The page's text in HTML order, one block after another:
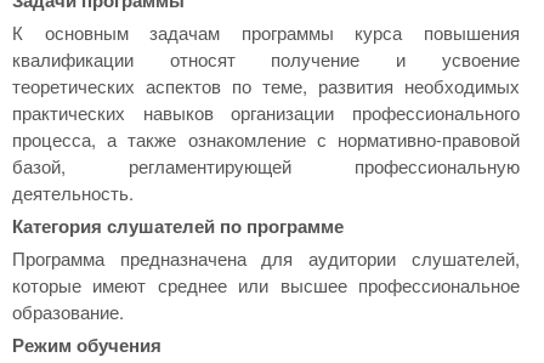
К основным задачам программы курса повышения
квалификации относят получение и усвоение
теоретических аспектов по теме, развития необходимых
практических навыков организации профессионального
процесса, а также ознакомление с нормативно-правовой
базой, регламентирующей профессиональную
деятельность.
Категория слушателей по программе
Программа предназначена для аудитории слушателей,
которые имеют среднее или высшее профессиональное
образование.
Режим обучения